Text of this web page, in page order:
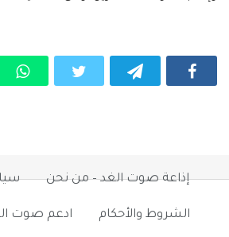
إذاعة صوت الغد – من نحن
الشروط والأحكام ادعم صوت